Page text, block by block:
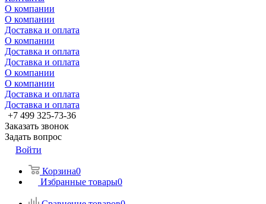
О компании
О компании
Доставка и оплата
О компании
Доставка и оплата
Доставка и оплата
О компании
О компании
Доставка и оплата
Доставка и оплата
+7 499 325-73-36
Заказать звонок
Задать вопрос
Войти
Корзина0
Избранные товары0